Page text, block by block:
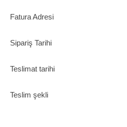
Fatura Adresi
Sipariş Tarihi
Teslimat tarihi
Teslim şekli